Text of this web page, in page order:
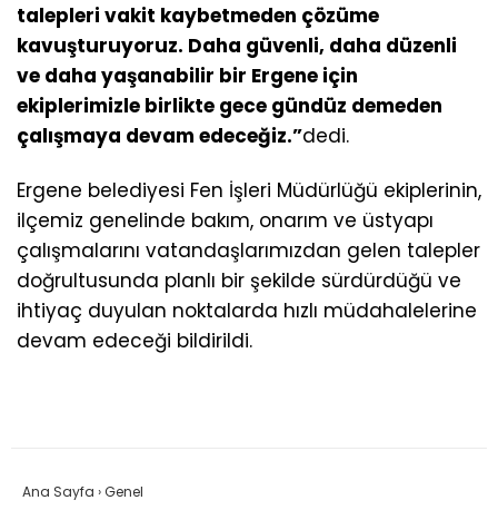
talepleri vakit kaybetmeden çözüme
kavuşturuyoruz. Daha güvenli, daha düzenli
ve daha yaşanabilir bir Ergene için
ekiplerimizle birlikte gece gündüz demeden
çalışmaya devam edeceğiz.”dedi.
Ergene belediyesi Fen İşleri Müdürlüğü ekiplerinin,
ilçemiz genelinde bakım, onarım ve üstyapı
çalışmalarını vatandaşlarımızdan gelen talepler
doğrultusunda planlı bir şekilde sürdürdüğü ve
ihtiyaç duyulan noktalarda hızlı müdahalelerine
devam edeceği bildirildi.
Ana Sayfa ›Genel